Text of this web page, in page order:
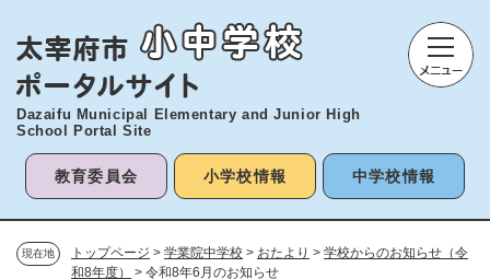
Dazaifu Municipal Elementary andJunior High
School Portal Site
教育委員会 小学校情報 中学校情報
現在地 トップページ > 学業院中学校 > おたより > 学校からのお知らせ（令
和8年度）
> 令和8年6月のお知らせ